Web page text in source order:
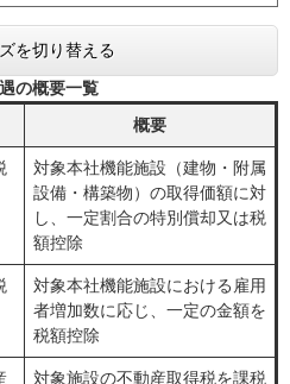
を切り替える
の概要一覧
概要
対象本社機能施設（建物・附属
設備・構築物）の取得価額に対
し、一定割合の特別償却又は税
額控除
対象本社機能施設における雇用
者増加数に応じ、一定の金額を
税額控除
対象施設の不動産取得税を課税